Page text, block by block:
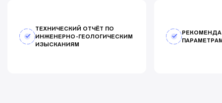
ТЕХНИЧЕСКИЙ ОТЧЁТ ПО
ИНЖЕНЕРНО-ГЕОЛОГИЧЕСКИМ
ИЗЫСКАНИЯМ